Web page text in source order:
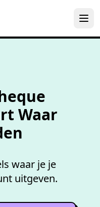
Waar
waar je je
uitgeven.